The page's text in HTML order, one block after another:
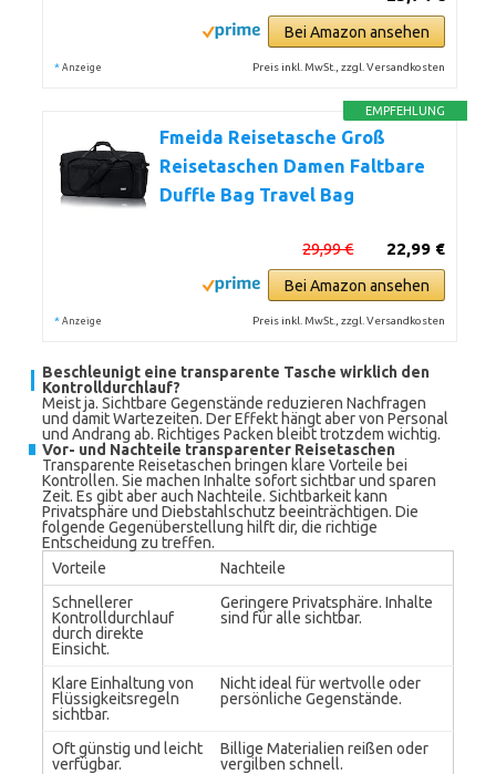
Bei Amazon ansehen
* Anzeige Preis inkl. MwSt., zzgl. Versandkosten
EMPFEHLUNG
Fmeida Reisetasche Groß
Reisetaschen Damen Faltbare
Duffle Bag Travel Bag
22,99 €
29,99 €
Bei Amazon ansehen
* Anzeige Preis inkl. MwSt., zzgl. Versandkosten
Beschleunigt eine transparente Tasche wirklich den
Kontrolldurchlauf?
Meist ja. Sichtbare Gegenstände reduzieren Nachfragen
und damit Wartezeiten. Der Effekt hängt aber von Personal
und Andrang ab. Richtiges Packen bleibt trotzdem wichtig.
Vor- und Nachteile transparenter Reisetaschen
Transparente Reisetaschen bringen klare Vorteile bei
Kontrollen. Sie machen Inhalte sofort sichtbar und sparen
Zeit. Es gibt aber auch Nachteile. Sichtbarkeit kann
Privatsphäre und Diebstahlschutz beeinträchtigen. Die
folgende Gegenüberstellung hilft dir, die richtige
Entscheidung zu treffen.
Vorteile
Nachteile
Schnellerer
Kontrolldurchlauf
durch direkte
Einsicht.
Geringere Privatsphäre. Inhalte
sind für alle sichtbar.
Klare Einhaltung von
Flüssigkeitsregeln
sichtbar.
Nicht ideal für wertvolle oder
persönliche Gegenstände.
Oft günstig und leicht
verfügbar.
Billige Materialien reißen oder
vergilben schnell.